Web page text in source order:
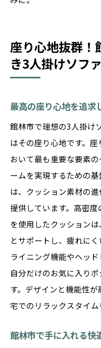
座り心地抜群！
き3人掛けソファ
最高の座り心地を追求
館林市で理想の3人掛け
はその座り心地です。
おいて最も重要な要素
ームを実現するための
は、クッション素材の
提供しています。高密
を使用したクッション
とサポートし、疲れに
ライニング機能やヘッド
自分だけのお気に入り
す。デザインと機能性
宅でのリラックスタイム
館林市で手に入れる快